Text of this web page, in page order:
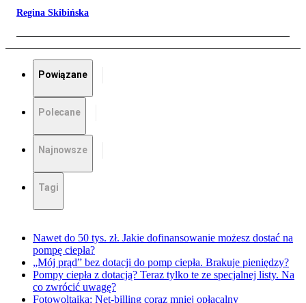
Regina Skibińska
Powiązane
Polecane
Najnowsze
Tagi
Nawet do 50 tys. zł. Jakie dofinansowanie możesz dostać na
pompę ciepła?
„Mój prąd” bez dotacji do pomp ciepła. Brakuje pieniędzy?
Pompy ciepła z dotacją? Teraz tylko te ze specjalnej listy. Na
co zwrócić uwagę?
Fotowoltaika: Net-billing coraz mniej opłacalny